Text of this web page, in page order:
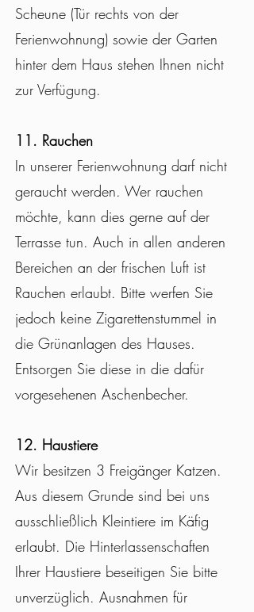
Scheune (Tür rechts von der
Ferienwohnung) sowie der Garten
hinter dem Haus stehen Ihnen nicht
zur Verfügung.
11. Rauchen
In unserer Ferienwohnung darf nicht
geraucht werden. Wer rauchen
möchte, kann dies gerne auf der
Terrasse tun. Auch in allen anderen
Bereichen an der frischen Luft ist
Rauchen erlaubt. Bitte werfen Sie
jedoch keine Zigarettenstummel in
die Grünanlagen des Hauses.
Entsorgen Sie diese in die dafür
vorgesehenen Aschenbecher.
12. Haustiere
Wir besitzen 3 Freigänger Katzen.
Aus diesem Grunde sind bei uns
ausschließlich Kleintiere im Käfig
erlaubt. Die Hinterlassenschaften
Ihrer Haustiere beseitigen Sie bitte
unverzüglich. Ausnahmen für